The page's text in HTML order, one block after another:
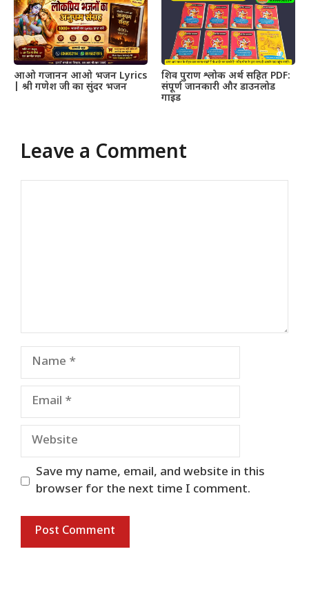
आओ गजानन आओ भजन Lyrics
| श्री गणेश जी का सुंदर भजन
शिव पुराण श्लोक अर्थ सहित PDF:
संपूर्ण जानकारी और डाउनलोड
गाइड
Leave a Comment
Name
Email
Website
Save my name, email, and website in this
browser for the next time I comment.